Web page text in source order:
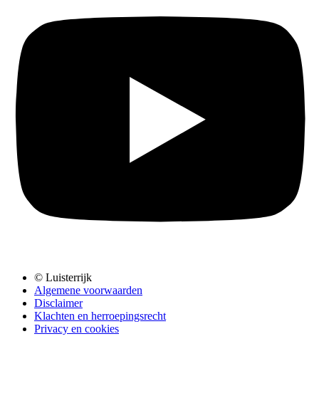
© Luisterrijk
Algemene voorwaarden
Disclaimer
Klachten en herroepingsrecht
Privacy en cookies